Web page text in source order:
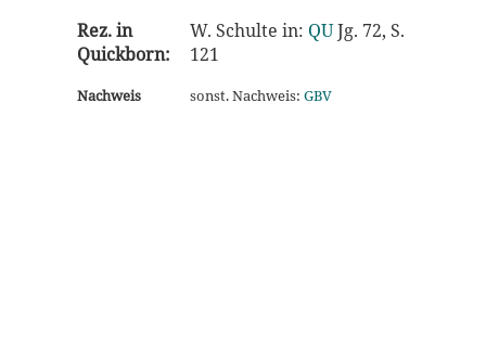
Rez. in
Quickborn:
W. Schulte in: QUJg. 72, S.
121
Nachweis sonst. Nachweis: GBV